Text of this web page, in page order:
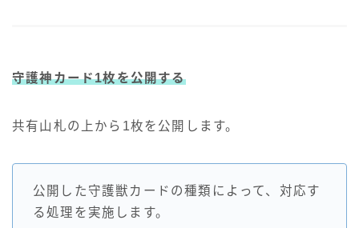
守護神カード1枚を公開する
共有山札の上から1枚を公開します。
公開した守護獣カードの種類によって、対応す
る処理を実施します。